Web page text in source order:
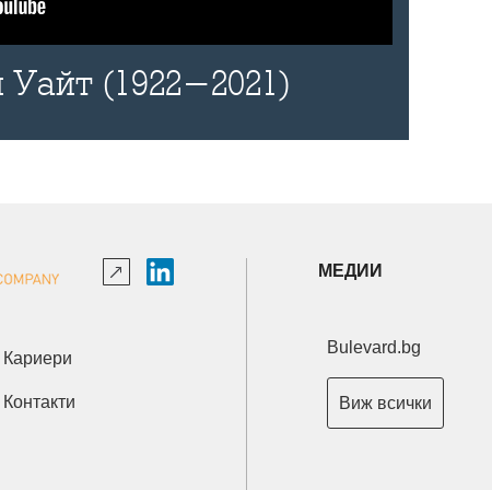
Уайт (1922-2021)
Кариери
Контакти
МЕДИИ
Bulevard.bg
Виж всички